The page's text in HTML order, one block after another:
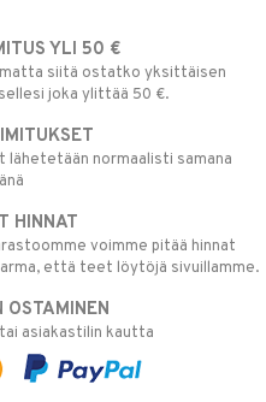
YLI 50 €
siitä ostatko yksittäisen
joka ylittää 50 €.
lähetetään normaalisti samana
HINNAT
voimme pitää hinnat
että teet löytöjä sivuillamme.
OSTAMINEN
asiakastilin kautta